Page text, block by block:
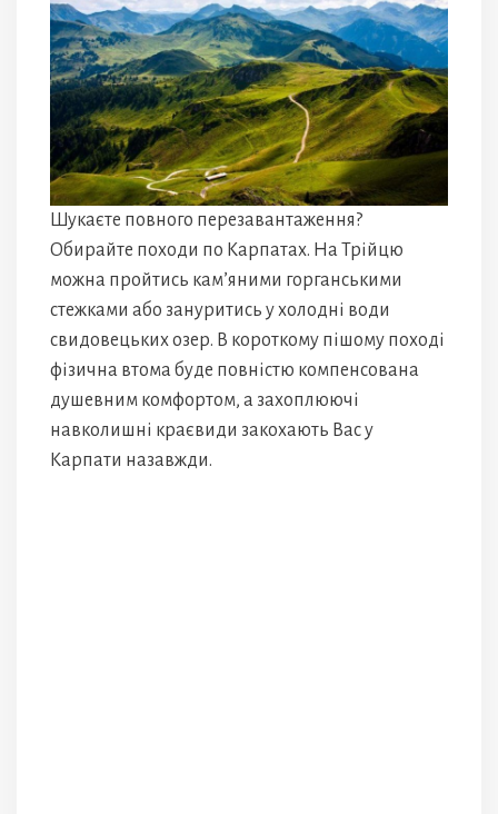
Шукаєте повного перезавантаження?
Обирайте походи по Карпатах. На Трійцю
можна пройтись кам’яними горганськими
стежками або зануритись у холодні води
свидовецьких озер. В короткому пішому поході
фізична втома буде повністю компенсована
душевним комфортом, а захоплюючі
навколишні краєвиди закохають Вас у
Карпати назавжди.